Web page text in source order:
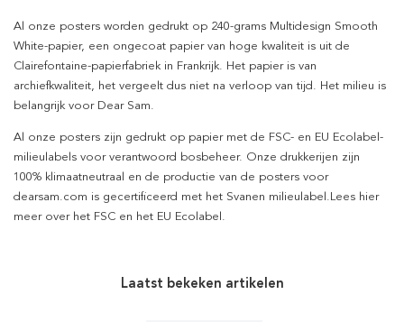
Al onze posters worden gedrukt op 240-grams Multidesign Smooth
White-papier, een ongecoat papier van hoge kwaliteit is uit de
Clairefontaine-papierfabriek in Frankrijk. Het papier is van
archiefkwaliteit, het vergeelt dus niet na verloop van tijd. Het milieu is
belangrijk voor Dear Sam.
Al onze posters zijn gedrukt op papier met de FSC- en EU Ecolabel-
milieulabels voor verantwoord bosbeheer. Onze drukkerijen zijn
100% klimaatneutraal en de productie van de posters voor
dearsam.com is gecertificeerd met het Svanen milieulabel.Lees hier
meer over het FSC en het EU Ecolabel.
Laatst bekeken artikelen